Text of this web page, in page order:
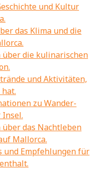
und Kultur
das Klima und die
über die kulinarischen
und Aktivitäten,
zu Wander-
Insel.
das Nachtleben
Mallorca.
und Empfehlungen für